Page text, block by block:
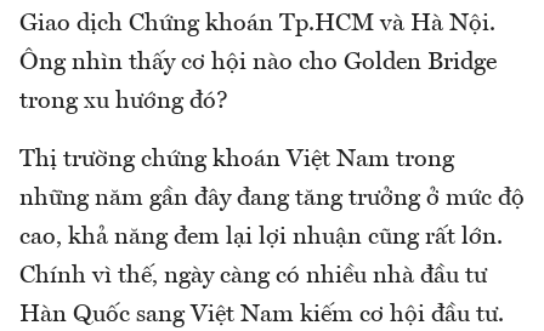
Giao dịch Chứng khoán Tp.HCM và Hà Nội.
Ông nhìn thấy cơ hội nào cho Golden Bridge
trong xu hướng đó?
Thị trường chứng khoán Việt Nam trong
những năm gần đây đang tăng trưởng ở mức độ
cao, khả năng đem lại lợi nhuận cũng rất lớn.
Chính vì thế, ngày càng có nhiều nhà đầu tư
Hàn Quốc sang Việt Nam kiếm cơ hội đầu tư.